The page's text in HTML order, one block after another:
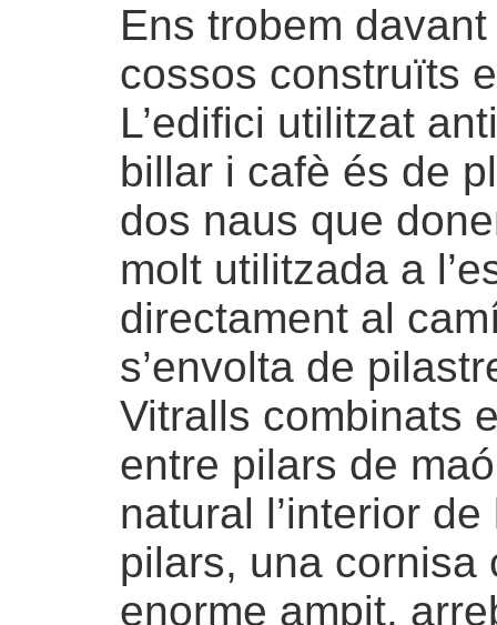
Ens trobem
cossos construïts
L’edifici utilitzat
billar i cafè és de
dos naus que
molt utilitzada a
directament al
s’envolta de
Vitralls combinats
entre pilars de
natural l’interior
pilars, una cornisa
enorme ampit,